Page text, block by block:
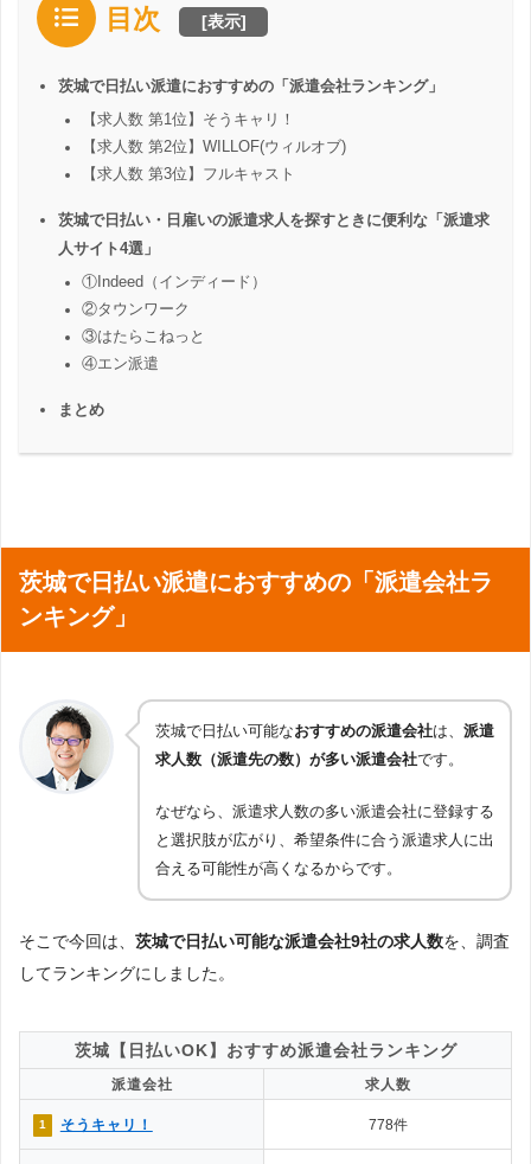
目次 [表示]
茨城で日払い派遣におすすめの「派遣会社ランキング」
【求人数 第1位】そうキャリ！
【求人数 第2位】WILLOF(ウィルオブ)
【求人数 第3位】フルキャスト
茨城で日払い・日雇いの派遣求人を探すときに便利な「派遣求
人サイト4選」
①Indeed（インディード）
②タウンワーク
③はたらこねっと
④エン派遣
まとめ
茨城で日払い派遣におすすめの「派遣会社ラ
ンキング」
茨城で日払い可能なおすすめの派遣会社は、 派遣
求人数（派遣先の数）が多い派遣会社です。
なぜなら、派遣求人数の多い派遣会社に登録する
と選択肢が広がり、希望条件に合う派遣求人に出
合える可能性が高くなるからです。
そこで今回は、 茨城で日払い可能な派遣会社9社の求人数を、調査
してランキングにしました。
茨城【日払いOK】おすすめ派遣会社ランキング
派遣会社 求人数
1 そうキャリ！ 778件